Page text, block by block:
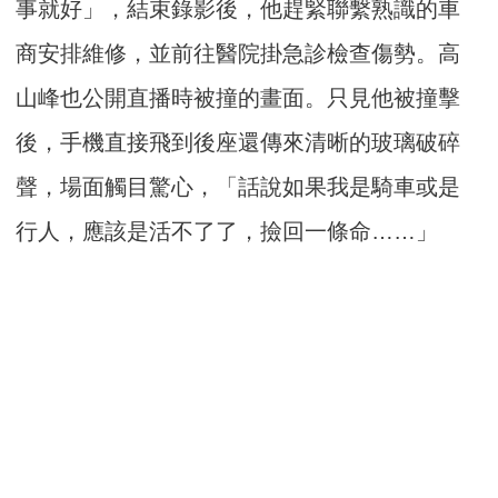
事就好」，結束錄影後，他趕緊聯繫熟識的車
商安排維修，並前往醫院掛急診檢查傷勢。高
山峰也公開直播時被撞的畫面。只見他被撞擊
後，手機直接飛到後座還傳來清晰的玻璃破碎
聲，場面觸目驚心，「話說如果我是騎車或是
行人，應該是活不了了，撿回一條命……」